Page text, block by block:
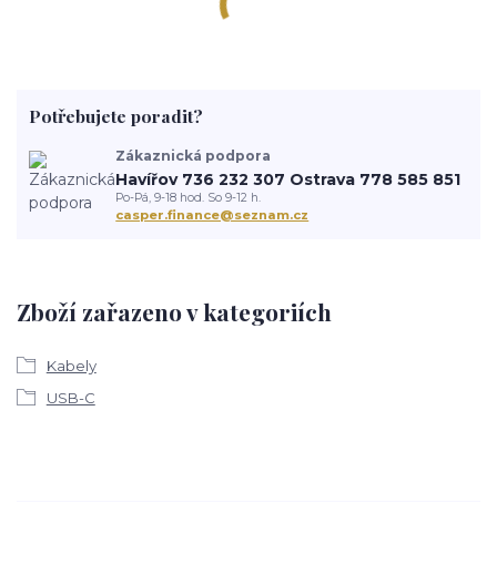
Zboží zařazeno v kategoriích
Kabely
USB-C
Potřebujete poradit?
Zákaznická podpora
Havířov 736 232 307 Ostrava 778 585 851
Po-Pá, 9-18 hod. So 9-12 h.
casper.finance@seznam.cz